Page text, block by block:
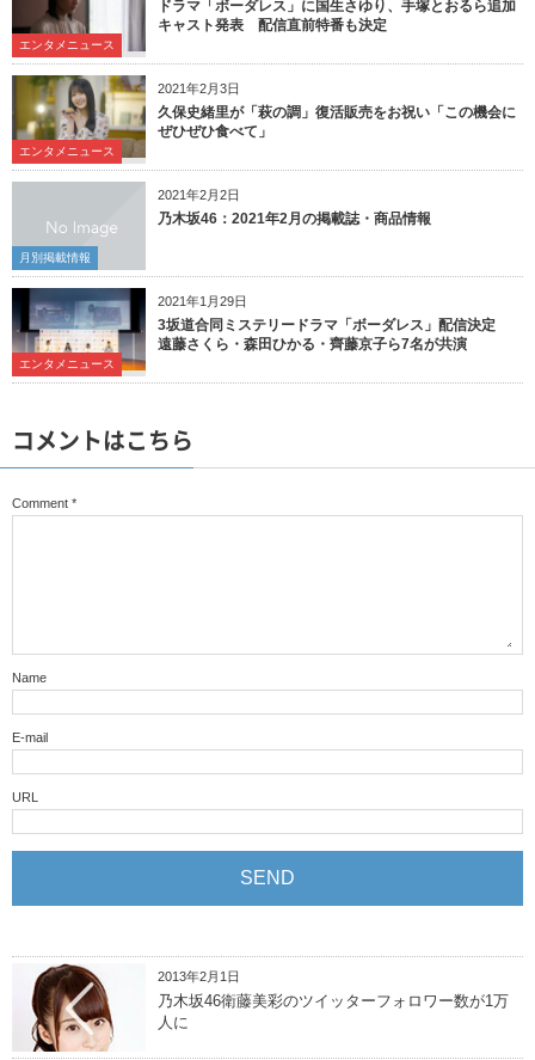
エンタメニュース
ドラマ「ボーダレス」に国生さゆり、手塚とおるら追加
キャスト発表 配信直前特番も決定
2021年2月3日
エンタメニュース
久保史緒里が「萩の調」復活販売をお祝い「この機会に
ぜひぜひ食べて」
2021年2月2日
月別掲載情報
乃木坂46：2021年2月の掲載誌・商品情報
2021年1月29日
エンタメニュース
3坂道合同ミステリードラマ「ボーダレス」配信決定
遠藤さくら・森田ひかる・齊藤京子ら7名が共演
コメントはこちら
Comment *
Name
E-mail
URL
2013年2月1日
乃木坂46衛藤美彩のツイッターフォロワー数が1万
人に